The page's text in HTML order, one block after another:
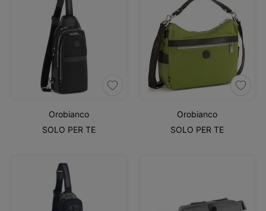
Orobianco
SOLO PER TE
Orobianco
SOLO PER TE